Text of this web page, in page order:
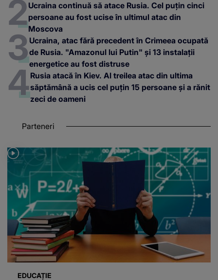
Ucraina continuă să atace Rusia. Cel puțin cinci
persoane au fost ucise în ultimul atac din
Moscova
Ucraina, atac fără precedent în Crimeea ocupată
de Rusia. "Amazonul lui Putin" și 13 instalații
energetice au fost distruse
Rusia atacă în Kiev. Al treilea atac din ultima
săptămână a ucis cel puțin 15 persoane și a rănit
zeci de oameni
Parteneri
EDUCAȚIE